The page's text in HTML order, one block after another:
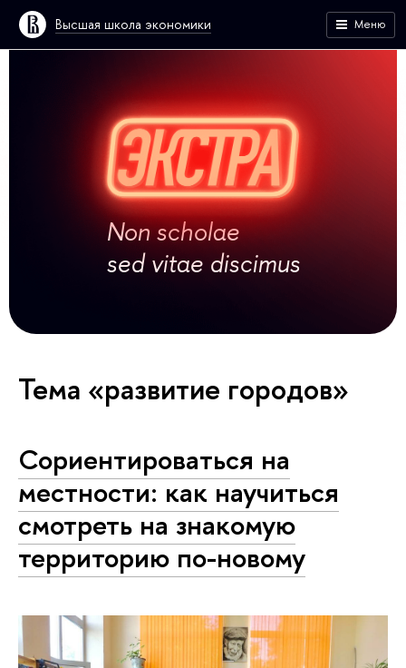
Высшая школа экономики Меню
Non scholae
sed vitae discimus
Тема «развитие городов»
Сориентироваться на
местности: как научиться
смотреть на знакомую
территорию по-новому